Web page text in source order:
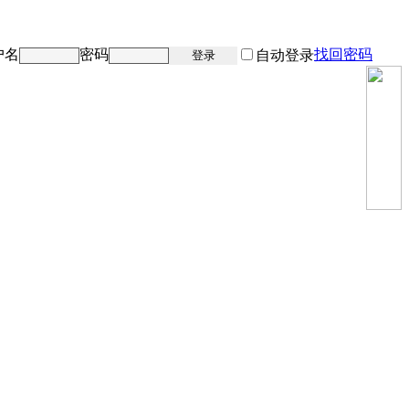
名 密码 登录 自动登录找回密码